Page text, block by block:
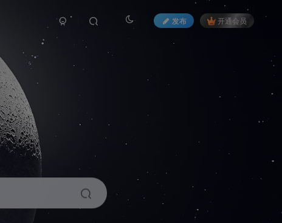
发布 开通会员